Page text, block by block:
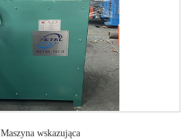
Maszyna wskazująca